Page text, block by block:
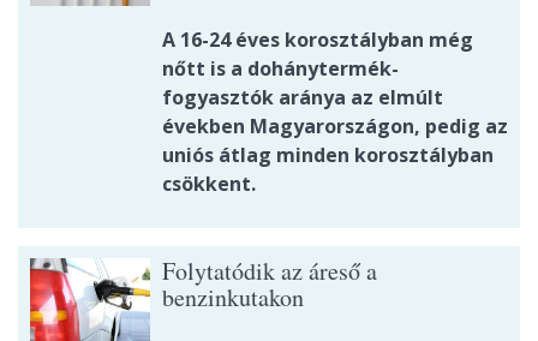
A 16-24 éves korosztályban még
nőtt is a dohánytermék-
fogyasztók aránya az elmúlt
években Magyarországon, pedig az
uniós átlag minden korosztályban
csökkent.
Folytatódik az áreső a
benzinkutakon